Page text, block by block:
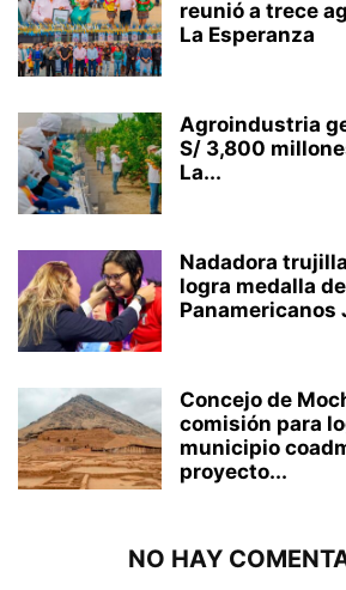
reunió a trece
La Esperanza
Agroindustria
S/ 3,800
La...
Nadadora
logra medalla
Panamericanos
Concejo de
comisión para
municipio
proyecto...
NO HAY